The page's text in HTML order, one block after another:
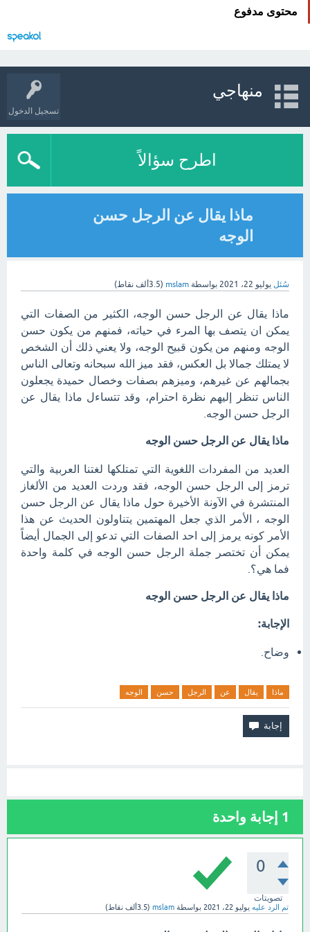
محتوى مدفوع
تسجيل الدخول
منهاجي
اطرح سؤالاً
ماذا يقال عن الرجل حسن
الوجه
سُئل يوليو 22، 2021 بواسطة mslam
(3.5ألف نقاط)
ماذا يقال عن الرجل حسن الوجه، الكثير من الصفات التي
يمكن ان يتصف بها المرء في حياته، فمنهم من يكون حسن
الوجه ومنهم من يكون قبيح الوجه، ولا يعني ذلك أن الشخص
لا يمتلك جمالا بل العكس، فقد ميز الله سبحانه وتعالى الناس
بجمالهم عن غيرهم، وميزهم بصفات وخصال حميدة يجعلون
الناس تنظر إليهم نظرة احترام، وقد تتساءل ماذا يقال عن
الرجل حسن الوجه.
ماذا يقال عن الرجل حسن الوجه
العديد من المفردات اللغوية التي تمتلكها لغتنا العربية والتي
ترمز إلى الرجل حسن الوجه، فقد وردت العديد من الألغاز
المنتشرة في الآونة الأخيرة حول ماذا يقال عن الرجل حسن
الوجه ، الأمر الذي جعل المهتمين يتناولون الحديث عن هذا
الأمر كونه يرمز إلى احد الصفات التي تدعو إلى الجمال أيضاً
يمكن أن تختصر جملة الرجل حسن الوجه في كلمة واحدة
فما هي؟.
ماذا يقال عن الرجل حسن الوجه
الإجابة:
وضاح.
ماذا يقال عن الرجل حسن الوجه
1 إجابة واحدة
0
تصويتات
تم الرد عليه يوليو 22، 2021 بواسطة mslam
(3.5ألف نقاط)